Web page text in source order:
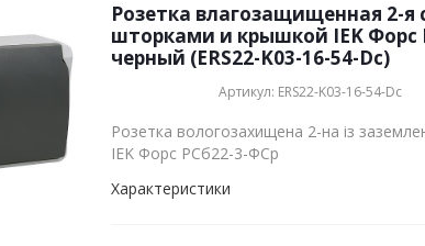
Розетка влагозащищенная 2-я
шторками и крышкой IEK Форс
черный (ERS22-K03-16-54-Dc)
Артикул: ERS22-K03-16-54-Dc
Розетка вологозахищена 2-на із
IEK Форс РСб22-3-ФСр
Характеристики